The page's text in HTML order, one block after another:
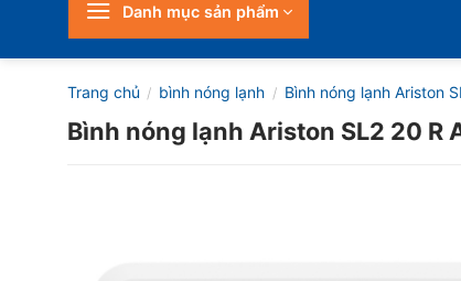
Danh mục sản phẩm
Trang chủ / bình nóng lạnh / Bình nóng lạnh Ariston
Bình nóng lạnh Ariston SL2 20 R